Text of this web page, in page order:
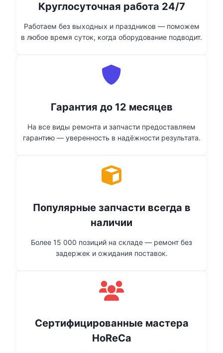
Круглосуточная работа 24/7
Работаем без выходных и праздников — поможем
в любое время суток, когда оборудование подводит.
Гарантия до 12 месяцев
На все виды ремонта и запчасти предоставляем
гарантию — уверенность в надёжности результата.
Популярные запчасти всегда в
наличии
Более 15 000 позиций на складе — ремонт без
задержек и ожидания поставок.
Сертифицированные мастера
HoReCa